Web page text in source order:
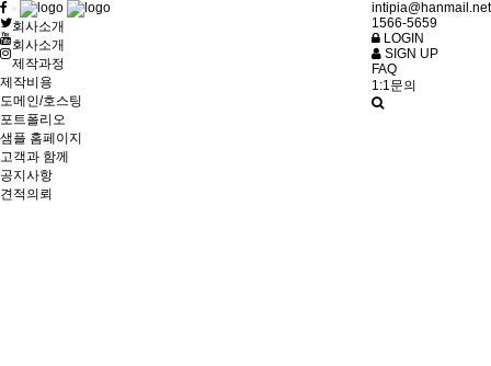
intipia@hanmail.net
1566-5659
LOGIN
SIGN UP
FAQ
1:1문의
Toggle
navigation
회사소개
회사소개
제작과정
제작비용
도메인/호스팅
포트폴리오
샘플 홈페이지
고객과 함께
공지사항
견적의뢰